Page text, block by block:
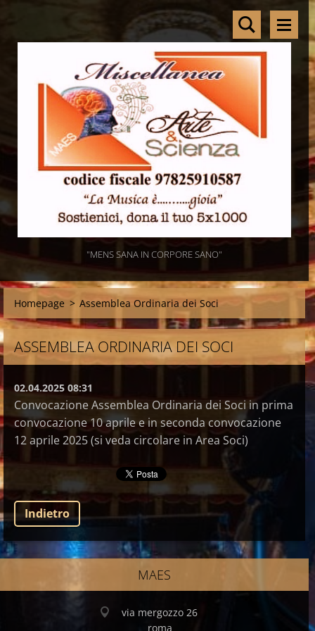
"MENS SANA IN CORPORE SANO"
Homepage > Assemblea Ordinaria dei Soci
ASSEMBLEA ORDINARIA DEI SOCI
02.04.2025 08:31
Convocazione Assemblea Ordinaria dei Soci in prima
convocazione 10 aprile e in seconda convocazione
12 aprile 2025 (si veda circolare in Area Soci)
Indietro
MAES
via mergozzo 26
roma